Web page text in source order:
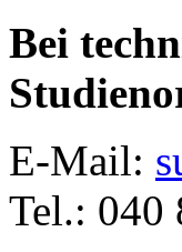
Bei
E-Mail:
Tel.: 040